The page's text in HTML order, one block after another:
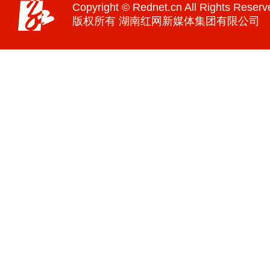
Copyright © Rednet.cn All Rights
版权所有 湖南红网新媒体集团有限公司